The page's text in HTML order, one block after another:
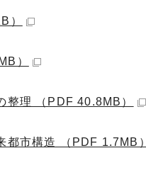
）
）
整理 （PDF 40.8MB）
都市構造 （PDF 1.7MB）